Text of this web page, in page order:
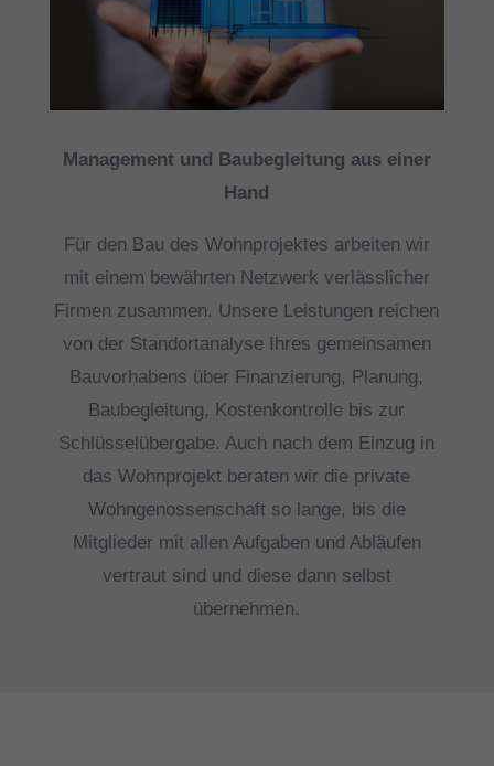
Management und Baubegleitung aus einer
Hand
Für den Bau des Wohnprojektes arbeiten wir
mit einem bewährten Netzwerk verlässlicher
Firmen zusammen. Unsere Leistungen reichen
von der Standortanalyse Ihres gemeinsamen
Bauvorhabens über Finanzierung, Planung,
Baubegleitung, Kostenkontrolle bis zur
Schlüsselübergabe. Auch nach dem Einzug in
das Wohnprojekt beraten wir die private
Wohngenossenschaft so lange, bis die
Mitglieder mit allen Aufgaben und Abläufen
vertraut sind und diese dann selbst
übernehmen.